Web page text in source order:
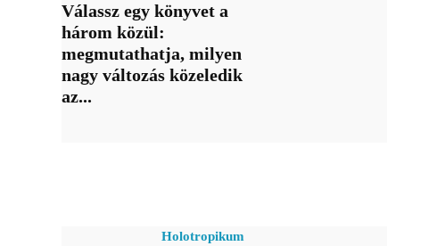
Válassz egy könyvet a
három közül:
megmutathatja, milyen
nagy változás közeledik
az...
Holotropikum